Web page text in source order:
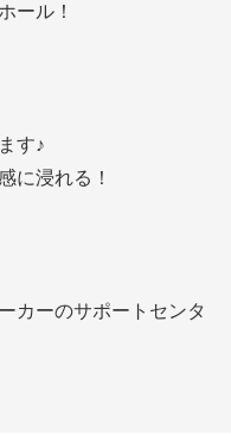
ール！
す♪
に浸れる！
カーのサポートセンタ